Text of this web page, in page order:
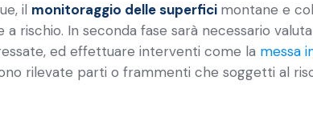
il monitoraggio delle superfici montane e
rischio. In seconda fase sarà necessario
ed effettuare interventi come la messa
rilevate parti o frammenti che soggetti al